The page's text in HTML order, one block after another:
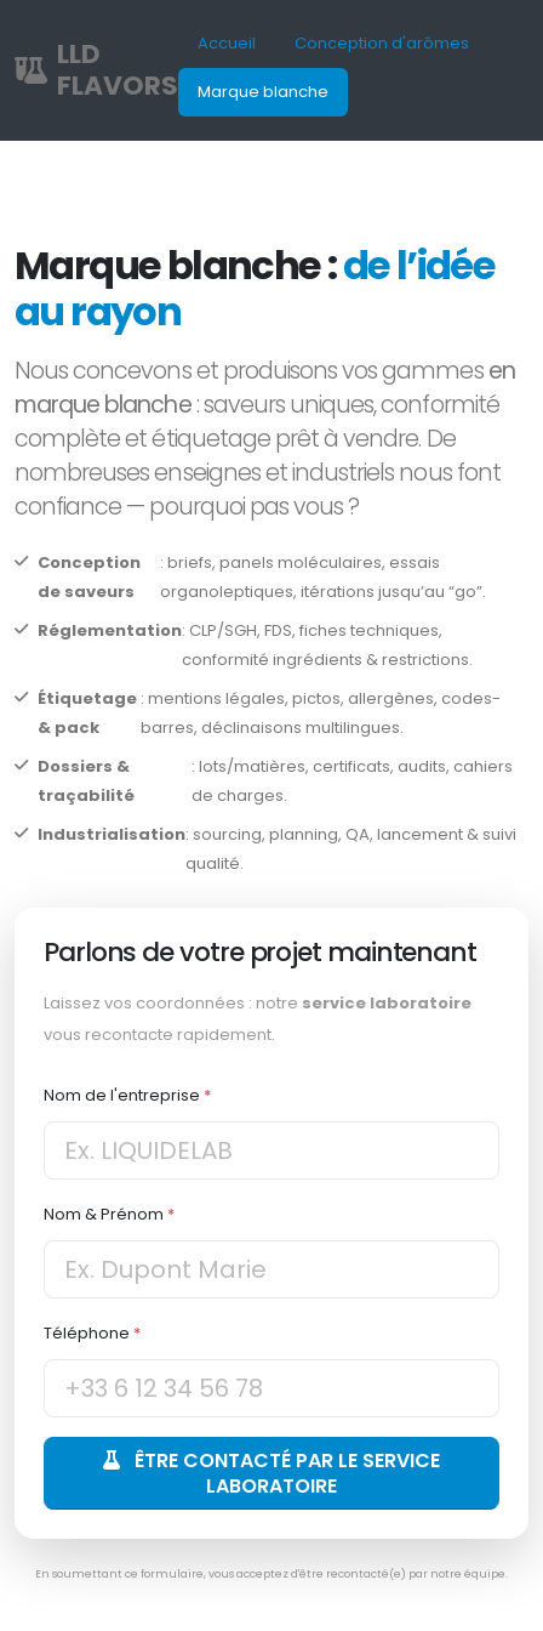
LLD
FLAVORS
Accueil Conception d'arômes
Marque blanche
Marque blanche :de l’idée
au rayon
Nous concevons et produisons vos gammesen
marque blanche: saveurs uniques, conformité
complète et étiquetage prêt à vendre. De
nombreuses enseignes et industriels nous font
confiance — pourquoi pas vous ?
Conception
de saveurs
: briefs, panels moléculaires, essais
organoleptiques, itérations jusqu’au “go”.
Réglementation: CLP/SGH, FDS, fiches techniques,
conformité ingrédients & restrictions.
Étiquetage
& pack
: mentions légales, pictos, allergènes, codes-
barres, déclinaisons multilingues.
Dossiers &
traçabilité
: lots/matières, certificats, audits, cahiers
de charges.
Industrialisation: sourcing, planning, QA, lancement & suivi
qualité.
Parlons de votre projet maintenant
Laissez vos coordonnées : notre service laboratoire
vous recontacte rapidement.
Nom de l'entreprise *
Nom & Prénom *
Téléphone *
ÊTRE CONTACTÉ PAR LE SERVICE
LABORATOIRE
En soumettant ce formulaire, vous acceptez d'être recontacté(e) par notre équipe.